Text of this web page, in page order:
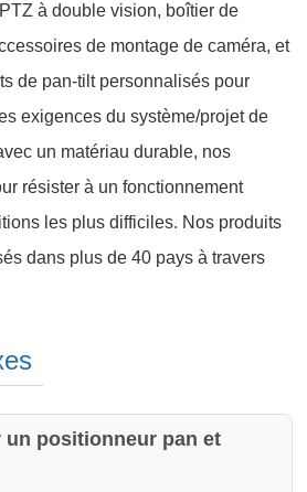
à double vision, boîtier de
de montage de caméra, et
de pan-tilt personnalisés pour
exigences du système/projet de
un matériau durable, nos
résister à un fonctionnement
les plus difficiles. Nos produits
dans plus de 40 pays à travers
positionneur pan et